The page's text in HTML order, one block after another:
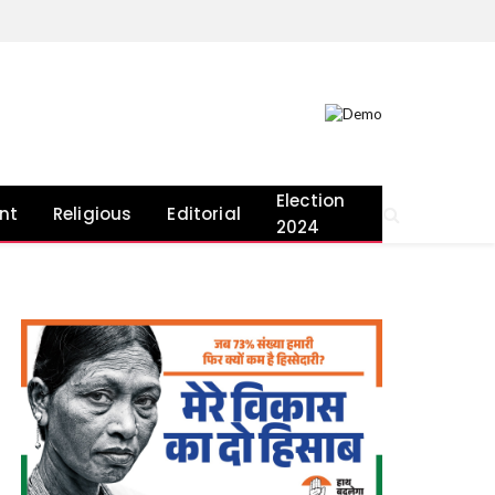
Religious Editorial
Election
2024